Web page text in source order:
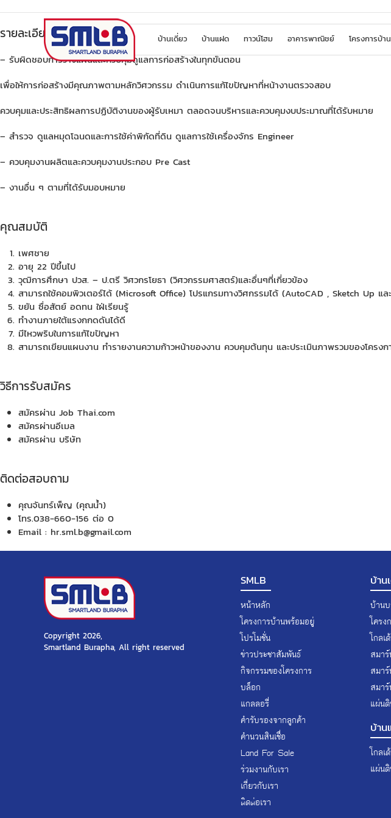
บ้านเดี่ยว บ้านแฝด ทาวน์โฮม อาคารพาณิชย์ โครงการบ้า
รายละเอียดของงาน
– รับผิดชอบการวางแผนและควบคุมดูแลการก่อสร้างในทุกขั้นตอน
เพื่อให้การก่อสร้างมีคุณภาพตามหลักวิศวกรรม ดำเนินการแก้ไขปัญหาที่หน้างานตรวจสอบ
ควบคุมและประสิทธิผลการปฏิบัติงานของผู้รับเหมา ตลอดจนบริหารและควบคุมงบประมาณที่ได้รับหมาย
– สำรวจ ดูแลหมุดโฉนดและการใช้ค่าพิกัดที่ดิน ดูแลการใช้เครื่องจักร Engineer
– ควบคุมงานผลิตและควบคุมงานประกอบ Pre Cast
– งานอื่น ๆ ตามที่ได้รับมอบหมาย
คุณสมบัติ
เพศชาย
อายุ 22 ปีขึ้นไป
วุฒิการศึกษา ปวส. – ป.ตรี วิศวกรโยธา (วิศวกรรมศาสตร์)และอื่นๆที่เกี่ยวข้อง
สามารถใช้คอมพิวเตอร์ได้ (Microsoft Office) โปรแกรมทางวิศกรรมได้ (AutoCAD , Sketch Up แล
ขยัน ซื่อสัตย์ อดทน ใฝ่เรียนรู้
ทำงานภายใต้แรงกกดดันได้ดี
มีไหวพริบในการแก้ไขปัญหา
สามารถเขียนแผนงาน ทำรายงานความก้าวหน้าของงาน ควบคุมต้นทุน และประเมินภาพรวมของโครงก
วิธีการรับสมัคร
สมัครผ่าน Job Thai.com
สมัครผ่านอีเมล
สมัครผ่าน บริษัท
ติดต่อสอบถาม
คุณจันทร์เพ็ญ (คุณน้ำ)
โทร.038-660-156 ต่อ 0
Email : hr.sml.b@gmail.com
Copyright 2026,
Smartland Burapha, All right reserved
SMLB
หน้าหลัก
โครงการบ้านพร้อมอยู่
โปรโมชั่น
ข่าวประชาสัมพันธ์
กิจกรรมของโครงการ
บล็อก
แกลลอรี่
คำรับรองจากลูกค้า
คำนวนสินเชื่อ
Land For Sale
ร่วมงานกับเรา
เกี่ยวกับเรา
ติดต่อเรา
บ้าน
บ้าน
โครง
โกลเ
สมา
สมา
สมา
แผ่น
บ้า
โกลเ
แผ่น